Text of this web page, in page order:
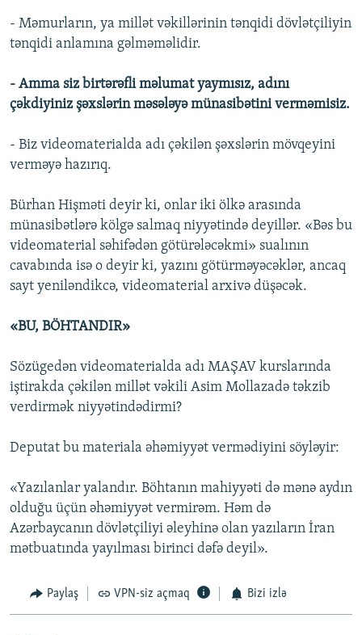
- Məmurların, ya millət vəkillərinin tənqidi dövlətçiliyin
tənqidi anlamına gəlməməlidir.
- Amma siz birtərəfli məlumat yaymısız, adını
çəkdiyiniz şəxslərin məsələyə münasibətini verməmisiz.
- Biz videomaterialda adı çəkilən şəxslərin mövqeyini
verməyə hazırıq.
Bürhan Hişməti deyir ki, onlar iki ölkə arasında
münasibətlərə kölgə salmaq niyyətində deyillər. «Bəs bu
videomaterial səhifədən götürələcəkmi» sualının
cavabında isə o deyir ki, yazını götürməyəcəklər, ancaq
sayt yeniləndikcə, videomaterial arxivə düşəcək.
«BU, BÖHTANDIR»
Sözügedən videomaterialda adı MAŞAV kurslarında
iştirakda çəkilən millət vəkili Asim Mollazadə təkzib
verdirmək niyyətindədirmi?
Deputat bu materiala əhəmiyyət vermədiyini söyləyir:
«Yazılanlar yalandır. Böhtanın mahiyyəti də mənə aydın
olduğu üçün əhəmiyyət vermirəm. Həm də
Azərbaycanın dövlətçiliyi əleyhinə olan yazıların İran
mətbuatında yayılması birinci dəfə deyil».
Paylaş VPN-siz açmaq Bizi izlə